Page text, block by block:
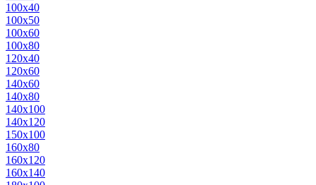
100х40
100х50
100х60
100х80
120х40
120х60
140х60
140х80
140х100
140х120
150х100
160х80
160х120
160х140